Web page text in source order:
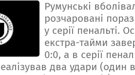
Румунські
розчаровані
у серії пенальті.
екстра-тайми
0:0, а в серії
два удари (один